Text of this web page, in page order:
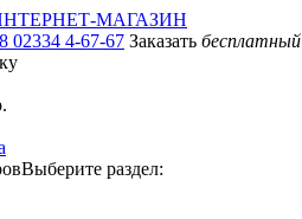
МАГАЗИН
8 02334 4-67-67 Заказать бесплатный
Выберите раздел: